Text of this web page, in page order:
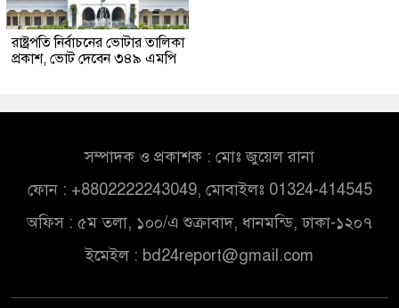
রাষ্ট্রপতি নির্বাচনের ভোটার তালিকা
প্রকাশ, ভোট দেবেন ৩৪৯ এমপি
সম্পাদক ও প্রকাশক : মোঃ জুয়েল রানা
ফোন : +8802222243049, মোবাইলঃ 01324-414545
অফিস : ৫ম তলা, ১০০/এ শুক্রাবাদ, ধানমন্ডি, ঢাকা-১২০৭
ইমেইল : bd24report@gmail.com